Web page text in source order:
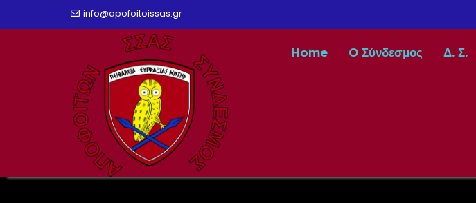
info@apofoitoissas.gr
Home O Σύνδεσμος Δ. Σ.